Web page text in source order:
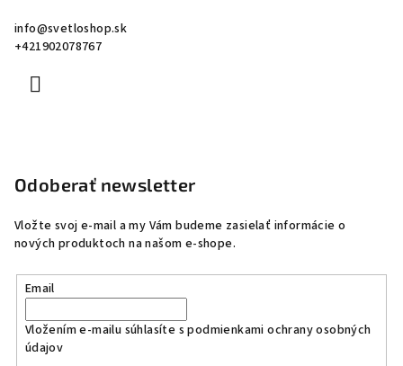
info@svetloshop.sk
+421902078767
Odoberať newsletter
Vložte svoj e-mail a my Vám budeme zasielať informácie o
nových produktoch na našom e-shope.
Email
Vložením e-mailu súhlasíte spodmienkami ochrany osobných
údajov